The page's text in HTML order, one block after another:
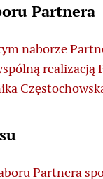
Partnera
naborze
Partnera